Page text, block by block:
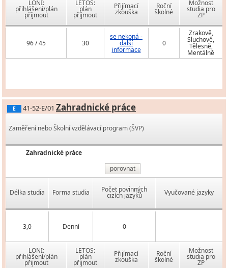
LONI:
přihlášení/plán
přijmout
LETOS:
plán
přijmout
Přijímací
zkouška
Roční
školné
Možnost
studia pro
ZP
96 / 45 30
se nekoná -
další
informace
0
Zrakově,
Sluchově,
Tělesně,
Mentálně
E 41-52-E/01 Zahradnické práce
Zaměření nebo Školní vzdělávací program (ŠVP)
Zahradnické práce
porovnat
Délka studia Forma studia Počet povinných
cizích jazyků Vyučované jazyky
3,0 Denní 0
LONI:
přihlášení/plán
přijmout
LETOS:
plán
přijmout
Přijímací
zkouška
Roční
školné
Možnost
studia pro
ZP